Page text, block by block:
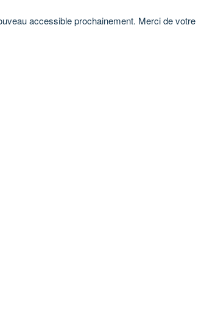
accessible prochainement. Merci de votre